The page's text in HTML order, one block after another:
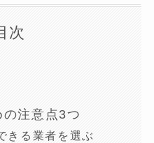
次
注意点3つ
きる業者を選ぶ